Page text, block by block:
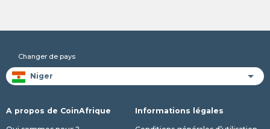
Changer de pays
A propos de CoinAfrique Informations légales